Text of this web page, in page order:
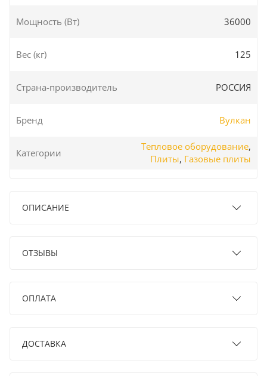
Мощность (Вт) 36000
Вес (кг) 125
Страна-производитель РОССИЯ
Бренд Вулкан
Категории
Тепловое оборудование,
Плиты, Газовые плиты
ОПИСАНИЕ
ОТЗЫВЫ
ОПЛАТА
ДОСТАВКА